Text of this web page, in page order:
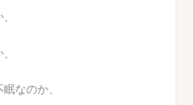
なのか、